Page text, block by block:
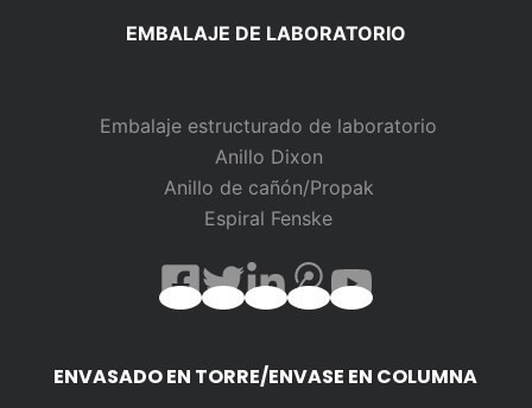
EMBALAJE DE LABORATORIO
Embalaje estructurado de laboratorio
Anillo Dixon
Anillo de cañón/Propak
Espiral Fenske
ENVASADO EN TORRE/ENVASE EN COLUMNA